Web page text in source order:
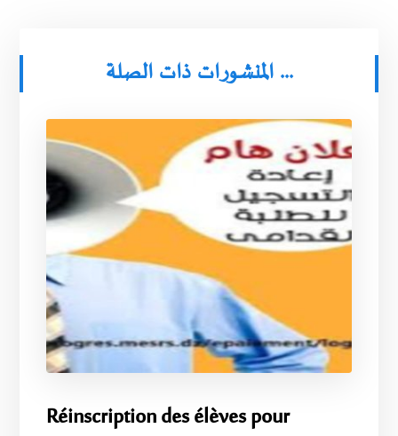
المنشورات ذات الصلة ...
Réinscription des élèves pour